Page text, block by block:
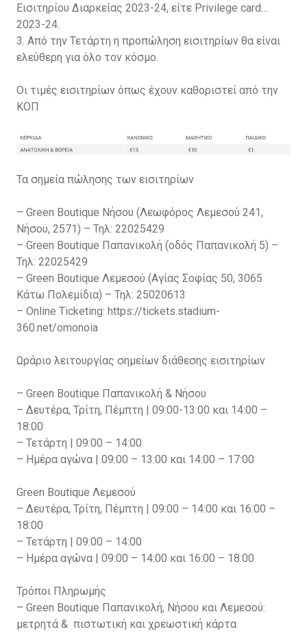
Εισιτηρίου Διαρκείας 2023-24, είτε Privilege card
2023-24.
3. Από την Τετάρτη η προπώληση εισιτηρίων θα είναι
ελεύθερη για όλο τον κόσμο.
Οι τιμές εισιτηρίων όπως έχουν καθοριστεί από την
ΚΟΠ
Τα σημεία πώλησης των εισιτηρίων
– Green Boutique Νήσου (Λεωφόρος Λεμεσού 241,
Νήσου, 2571) – Τηλ: 22025429
– Green Boutique Παπανικολή (οδός Παπανικολή 5) –
Τηλ: 22025429
– Green Boutique Λεμεσού (Αγίας Σοφίας 50, 3065
Κάτω Πολεμίδια) – Τηλ: 25020613
– Online Ticketing: https://tickets.stadium-
360.net/omonoia
Ωράριο λειτουργίας σημείων διάθεσης εισιτηρίων
– Green Boutique Παπανικολή & Νήσου
– Δευτέρα, Τρίτη, Πέμπτη | 09:00-13:00 και 14:00 –
18:00
– Τετάρτη | 09:00 – 14:00
– Ημέρα αγώνα | 09:00 – 13:00 και 14:00 – 17:00
Green Boutique Λεμεσού
– Δευτέρα, Τρίτη, Πέμπτη | 09:00 – 14:00 και 16:00 –
18:00
– Τετάρτη | 09:00 – 14:00
– Ημέρα αγώνα | 09:00 – 14:00 και 16:00 – 18:00
Τρόποι Πληρωμής
– Green Boutique Παπανικολή, Νήσου και Λεμεσού:
μετρητά & πιστωτική και χρεωστική κάρτα